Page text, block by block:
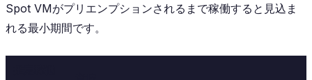
Spot VMがプリエンプションされるまで稼働すると見込ま
れる最小期間です。